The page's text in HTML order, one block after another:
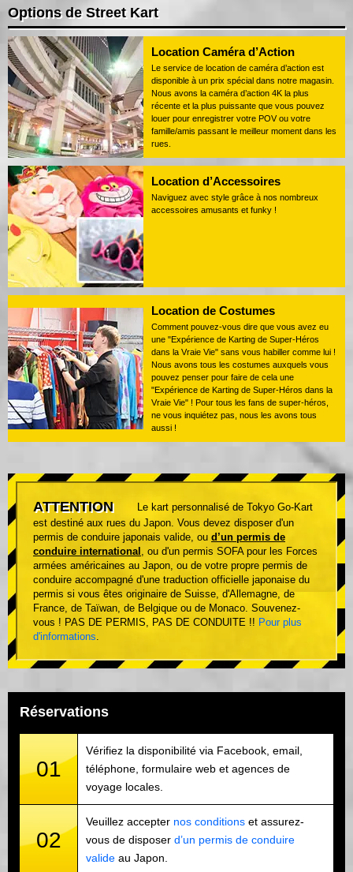
Options de Street Kart
Location Caméra d’Action
Le service de location de caméra d’action est
disponible à un prix spécial dans notre magasin.
Nous avons la caméra d’action 4K la plus
récente et la plus puissante que vous pouvez
louer pour enregistrer votre POV ou votre
famille/amis passant le meilleur moment dans les
rues.
Location d’Accessoires
Naviguez avec style grâce à nos nombreux
accessoires amusants et funky !
Location de Costumes
Comment pouvez-vous dire que vous avez eu
une "Expérience de Karting de Super-Héros
dans la Vraie Vie" sans vous habiller comme lui !
Nous avons tous les costumes auxquels vous
pouvez penser pour faire de cela une
"Expérience de Karting de Super-Héros dans la
Vraie Vie" ! Pour tous les fans de super-héros,
ne vous inquiétez pas, nous les avons tous
aussi !
ATTENTION
Le kart personnalisé de Tokyo Go-Kart
est destiné aux rues du Japon. Vous devez disposer d'un
permis de conduire japonais valide, ou d’un permis de
conduire international
, ou d'un permis SOFA pour les Forces
armées américaines au Japon, ou de votre propre permis de
conduire accompagné d'une traduction officielle japonaise du
permis si vous êtes originaire de Suisse, d'Allemagne, de
France, de Taïwan, de Belgique ou de Monaco. Souvenez-
vous ! PAS DE PERMIS, PAS DE CONDUITE !! Pour plus
d'informations
Réservations
01
Vérifiez la disponibilité via Facebook, email,
téléphone, formulaire web et agences de
voyage locales.
02
Veuillez accepter nos conditions et assurez-
vous de disposer d’un permis de conduire
valide au Japon.